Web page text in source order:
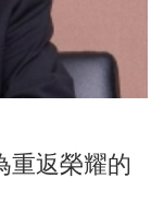
返榮耀的